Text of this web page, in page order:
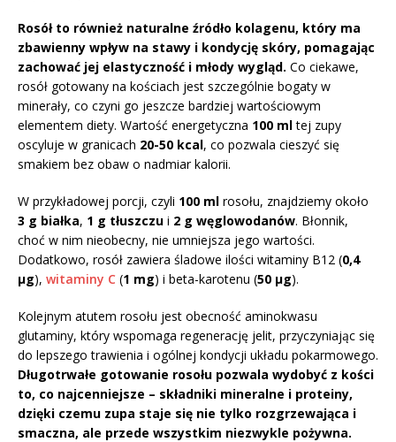
Rosół to również naturalne źródło kolagenu, który ma
zbawienny wpływ na stawy i kondycję skóry, pomagając
zachować jej elastyczność i młody wygląd. Co ciekawe,
rosół gotowany na kościach jest szczególnie bogaty w
minerały, co czyni go jeszcze bardziej wartościowym
elementem diety. Wartość energetyczna 100 mltej zupy
oscyluje w granicach 20-50 kcal, co pozwala cieszyć się
smakiem bez obaw o nadmiar kalorii.
W przykładowej porcji, czyli 100 ml rosołu, znajdziemy około
3 g białka, 1 g tłuszczu i 2 g węglowodanów. Błonnik,
choć w nim nieobecny, nie umniejsza jego wartości.
Dodatkowo, rosół zawiera śladowe ilości witaminy B12 (0,4
µg), witaminy C (1 mg) i beta-karotenu (50 µg).
Kolejnym atutem rosołu jest obecność aminokwasu
glutaminy, który wspomaga regenerację jelit, przyczyniając się
do lepszego trawienia i ogólnej kondycji układu pokarmowego.
Długotrwałe gotowanie rosołu pozwala wydobyć z kości
to, co najcenniejsze – składniki mineralne i proteiny,
dzięki czemu zupa staje się nie tylko rozgrzewająca i
smaczna, ale przede wszystkim niezwykle pożywna.